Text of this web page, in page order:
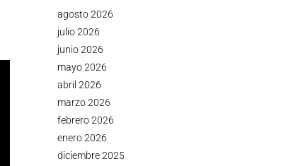
agosto 2026
julio 2026
junio 2026
mayo 2026
abril 2026
marzo 2026
febrero 2026
enero 2026
diciembre 2025